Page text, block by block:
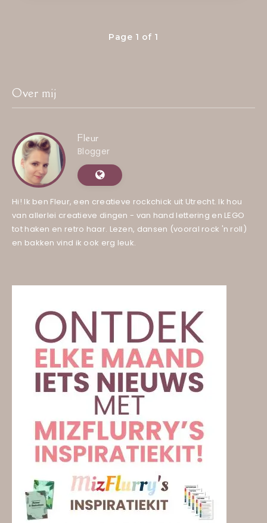
Page 1 of 1
Over mij
Fleur
Blogger
Hi! Ik ben Fleur, een creatieve rockchick uit Utrecht. Ik hou
van allerlei creatieve dingen - van hand lettering en LEGO
tot haken en retro haar. Lezen, dansen (vooral rock 'n roll)
en bakken vind ik ook erg leuk.